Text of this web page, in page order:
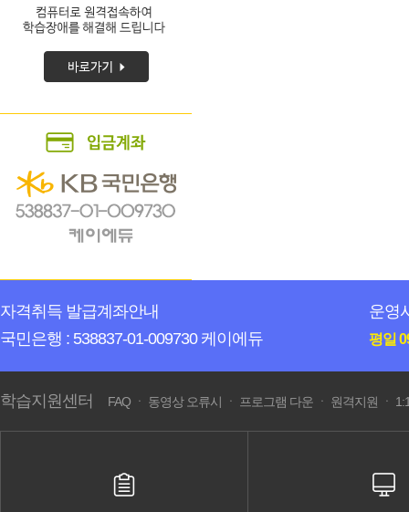
자격취득 발급계좌안내
국민은행 : 538837-01-009730 케이에듀
운영
평일
학습지원센터 FAQ ㆍ 동영상 오류시 ㆍ 프로그램 다운 ㆍ 원격지원 ㆍ